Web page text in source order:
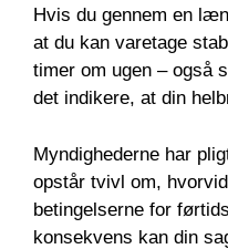
Hvis du gennem en
at du kan varetage
timer om ugen – også
det indikere, at din
Myndighederne har
opstår tvivl om,
betingelserne for
konsekvens kan din